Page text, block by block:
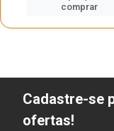
comprar
Cadastre-se
ofertas!